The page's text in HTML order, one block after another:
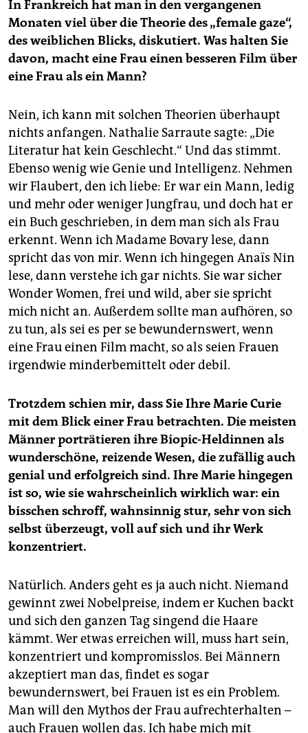
In Frankreich hat man in den vergangenen
Monaten viel über die Theorie des „female gaze“,
des weiblichen Blicks, diskutiert. Was halten Sie
davon, macht eine Frau einen besseren Film über
eine Frau als ein Mann?
Nein, ich kann mit solchen Theorien überhaupt
nichts anfangen. Nathalie Sarraute sagte: „Die
Literatur hat kein Geschlecht.“ Und das stimmt.
Ebenso wenig wie Genie und Intelligenz. Nehmen
wir Flaubert, den ich liebe: Er war ein Mann, ledig
und mehr oder weniger Jungfrau, und doch hat er
ein Buch geschrieben, in dem man sich als Frau
erkennt. Wenn ich Madame Bovary lese, dann
spricht das von mir. Wenn ich hingegen Anaïs Nin
lese, dann verstehe ich gar nichts. Sie war sicher
Wonder Women, frei und wild, aber sie spricht
mich nicht an. Außerdem sollte man aufhören, so
zu tun, als sei es per se bewundernswert, wenn
eine Frau einen Film macht, so als seien Frauen
irgendwie minderbemittelt oder debil.
Trotzdem schien mir, dass Sie Ihre Marie Curie
mit dem Blick einer Frau betrachten. Die meisten
Männer porträtieren ihre Biopic-Heldinnen als
wunderschöne, reizende Wesen, die zufällig auch
genial und erfolgreich sind. Ihre Marie hingegen
ist so, wie sie wahrscheinlich wirklich war: ein
bisschen schroff, wahnsinnig stur, sehr von sich
selbst überzeugt, voll auf sich und ihr Werk
konzentriert.
Natürlich. Anders geht es ja auch nicht. Niemand
gewinnt zwei Nobelpreise, indem er Kuchen backt
und sich den ganzen Tag singend die Haare
kämmt. Wer etwas erreichen will, muss hart sein,
konzentriert und kompromisslos. Bei Männern
akzeptiert man das, findet es sogar
bewundernswert, bei Frauen ist es ein Problem.
Man will den Mythos der Frau aufrechterhalten –
auch Frauen wollen das. Ich habe mich mit